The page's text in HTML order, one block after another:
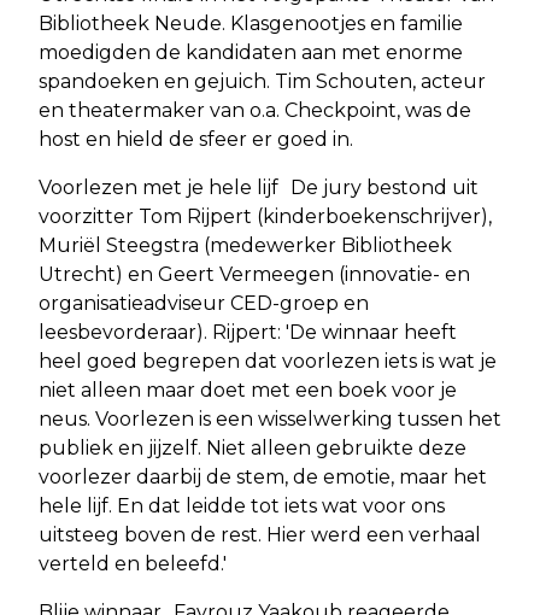
Bibliotheek Neude. Klasgenootjes en familie
moedigden de kandidaten aan met enorme
spandoeken en gejuich. Tim Schouten, acteur
en theatermaker van o.a. Checkpoint, was de
host en hield de sfeer er goed in.
Voorlezen met je hele lijf De jury bestond uit
voorzitter Tom Rijpert (kinderboekenschrijver),
Muriël Steegstra (medewerker Bibliotheek
Utrecht) en Geert Vermeegen (innovatie- en
organisatieadviseur CED-groep en
leesbevorderaar). Rijpert: 'De winnaar heeft
heel goed begrepen dat voorlezen iets is wat je
niet alleen maar doet met een boek voor je
neus. Voorlezen is een wisselwerking tussen het
publiek en jijzelf. Niet alleen gebruikte deze
voorlezer daarbij de stem, de emotie, maar het
hele lijf. En dat leidde tot iets wat voor ons
uitsteeg boven de rest. Hier werd een verhaal
verteld en beleefd.'